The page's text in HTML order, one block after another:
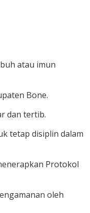
atau imun
Bone.
dan tertib.
tetap disiplin dalam
Protokol
oleh